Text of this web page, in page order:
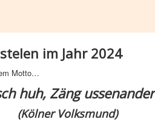
im Jahr 2024
Motto…
huh, Zäng ussenander
(Kölner Volksmund)